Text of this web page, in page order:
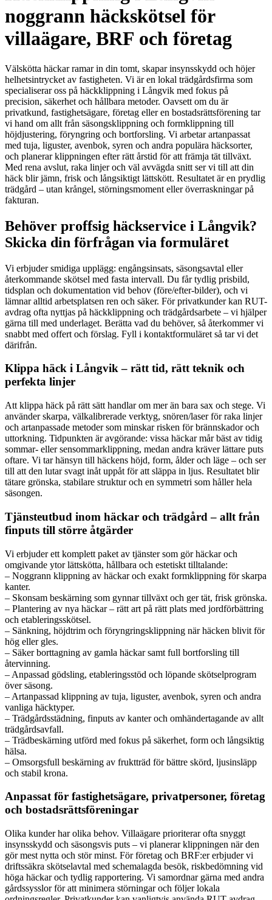
noggrann häckskötsel för
villaägare, BRF och företag
Välskötta häckar ramar in din tomt, skapar insynsskydd och höjer
helhetsintrycket av fastigheten. Vi är en lokal trädgårdsfirma som
specialiserar oss på häckklippning i Långvik med fokus på
precision, säkerhet och hållbara metoder. Oavsett om du är
privatkund, fastighetsägare, företag eller en bostadsrättsförening tar
vi hand om allt från säsongsklippning och formklippning till
höjdjustering, föryngring och bortforsling. Vi arbetar artanpassat
med tuja, liguster, avenbok, syren och andra populära häcksorter,
och planerar klippningen efter rätt årstid för att främja tät tillväxt.
Med rena avslut, raka linjer och väl avvägda snitt ser vi till att din
häck blir jämn, frisk och långsiktigt lättskött. Resultatet är en prydlig
trädgård – utan krångel, störningsmoment eller överraskningar på
fakturan.
Behöver proffsig häckservice i Långvik?
Skicka din förfrågan via formuläret
Vi erbjuder smidiga upplägg: engångsinsats, säsongsavtal eller
återkommande skötsel med fasta intervall. Du får tydlig prisbild,
tidsplan och dokumentation vid behov (före/efter-bilder), och vi
lämnar alltid arbetsplatsen ren och säker. För privatkunder kan RUT-
avdrag ofta nyttjas på häckklippning och trädgårdsarbete – vi hjälper
gärna till med underlaget. Berätta vad du behöver, så återkommer vi
snabbt med offert och förslag. Fyll i kontaktformuläret så tar vi det
därifrån.
Klippa häck i Långvik – rätt tid, rätt teknik och
perfekta linjer
Att klippa häck på rätt sätt handlar om mer än bara sax och stege. Vi
använder skarpa, välkalibrerade verktyg, snören/laser för raka linjer
och artanpassade metoder som minskar risken för brännskador och
uttorkning. Tidpunkten är avgörande: vissa häckar mår bäst av tidig
sommar- eller sensommarklippning, medan andra kräver lättare puts
oftare. Vi tar hänsyn till häckens höjd, form, ålder och läge – och ser
till att den lutar svagt inåt uppåt för att släppa in ljus. Resultatet blir
tätare grönska, stabilare struktur och en symmetri som håller hela
säsongen.
Tjänsteutbud inom häckar och trädgård – allt från
finputs till större åtgärder
Vi erbjuder ett komplett paket av tjänster som gör häckar och
omgivande ytor lättskötta, hållbara och estetiskt tilltalande:
– Noggrann klippning av häckar och exakt formklippning för skarpa
kanter.
– Skonsam beskärning som gynnar tillväxt och ger tät, frisk grönska.
– Plantering av nya häckar – rätt art på rätt plats med jordförbättring
och etableringsskötsel.
– Sänkning, höjdtrim och föryngringsklippning när häcken blivit för
hög eller gles.
– Säker borttagning av gamla häckar samt full bortforsling till
återvinning.
– Anpassad gödsling, etableringsstöd och löpande skötselprogram
över säsong.
– Artanpassad klippning av tuja, liguster, avenbok, syren och andra
vanliga häcktyper.
– Trädgårdsstädning, finputs av kanter och omhändertagande av allt
trädgårdsavfall.
– Trädbeskärning utförd med fokus på säkerhet, form och långsiktig
hälsa.
– Omsorgsfull beskärning av fruktträd för bättre skörd, ljusinsläpp
och stabil krona.
Anpassat för fastighetsägare, privatpersoner, företag
och bostadsrättsföreningar
Olika kunder har olika behov. Villaägare prioriterar ofta snyggt
insynsskydd och säsongsvis puts – vi planerar klippningen när den
gör mest nytta och stör minst. För företag och BRF:er erbjuder vi
driftssäkra skötselavtal med schemalagda besök, riskbedömning vid
höga häckar och tydlig rapportering. Vi samordnar gärna med andra
gårdssysslor för att minimera störningar och följer lokala